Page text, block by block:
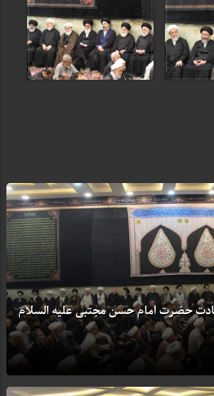
حضرت امام حسن مجتبی علیه السلام